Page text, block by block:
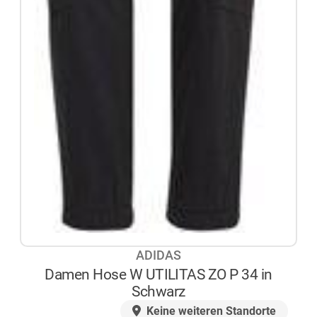
ADIDAS
Damen Hose W UTILITAS ZO P 34 in
Schwarz
Keine weiteren Standorte